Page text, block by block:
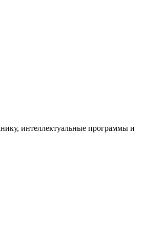
интеллектуальные программы и